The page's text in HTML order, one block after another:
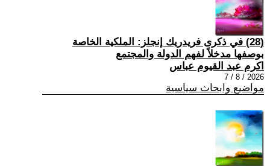
(28) في ذكرى فريدريك إنجلز: الملكية الخاصة
بوصفها مدخلاً لفهم الدولة والمجتمع
اكرم عبد القيوم عباس
2026 / 8 / 7
مواضيع وابحاث سياسية